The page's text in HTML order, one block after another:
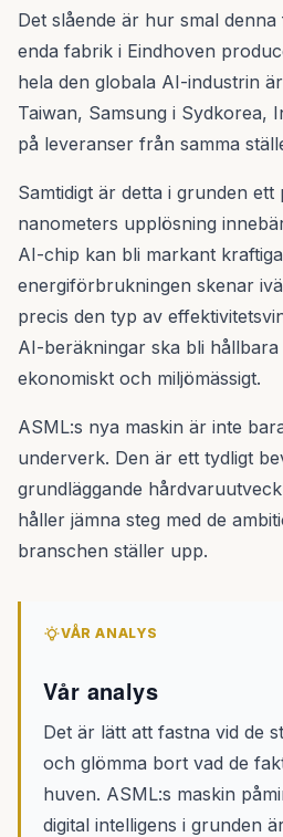
Det slående är hur smal
enda fabrik i Eindhoven
hela den globala AI-industrin
Taiwan, Samsung i Sydkorea,
på leveranser från samma
Samtidigt är detta i grunden ett
nanometers upplösning
AI-chip kan bli markant
energiförbrukningen skenar
precis den typ av
AI-beräkningar ska bli hållbara
ekonomiskt och miljömässigt.
ASML:s nya maskin är inte
underverk. Den är ett tydligt
grundläggande
håller jämna steg med de
branschen ställer upp.
VÅR ANALYS
Vår analys
Det är lätt att fastna vid de
och glömma bort vad de
huven. ASML:s maskin
digital intelligens i grunden